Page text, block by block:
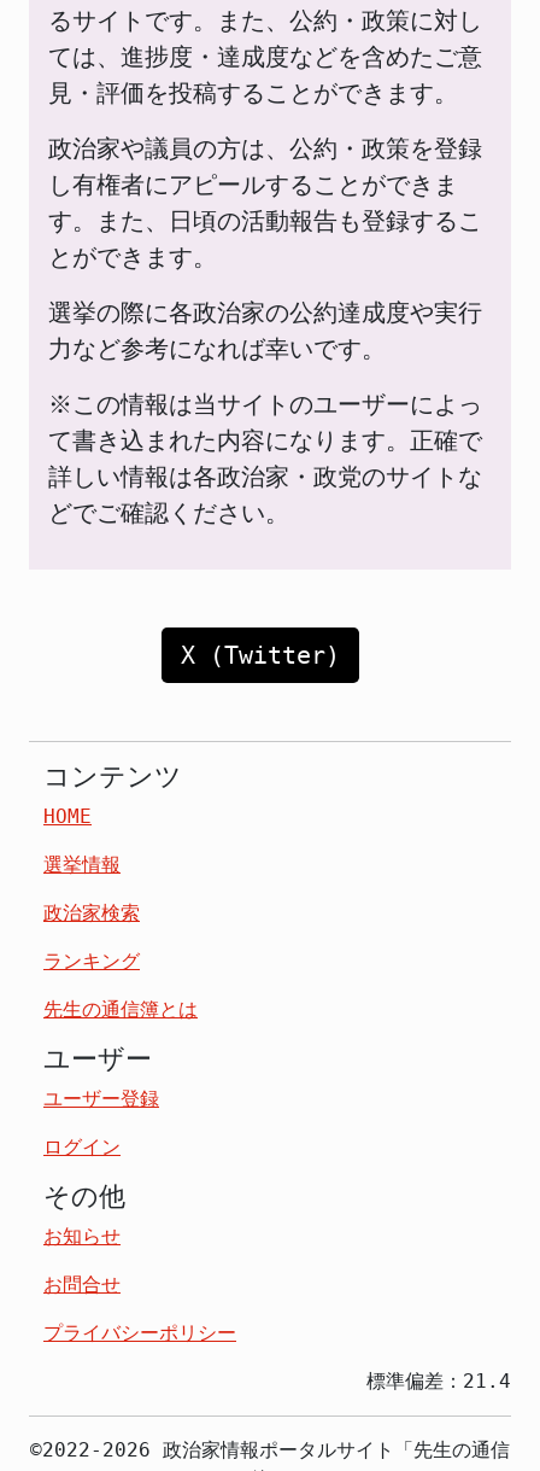
るサイトです。また、公約・政策に対し
ては、進捗度・達成度などを含めたご意
見・評価を投稿することができます。
政治家や議員の方は、公約・政策を登録
し有権者にアピールすることができま
す。また、日頃の活動報告も登録するこ
とができます。
選挙の際に各政治家の公約達成度や実行
力など参考になれば幸いです。
※この情報は当サイトのユーザーによっ
て書き込まれた内容になります。正確で
詳しい情報は各政治家・政党のサイトな
どでご確認ください。
X (Twitter)
コンテンツ
HOME
選挙情報
政治家検索
ランキング
先生の通信簿とは
ユーザー
ユーザー登録
ログイン
その他
お知らせ
お問合せ
プライバシーポリシー
標準偏差：21.4
©2022-2026 政治家情報ポータルサイト「先生の通信